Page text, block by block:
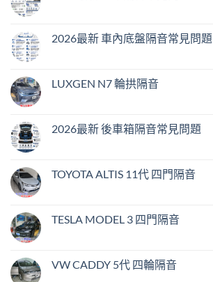
2026最新 車內底盤隔音常見問題
LUXGEN N7 輪拱隔音
2026最新 後車箱隔音常見問題
TOYOTA ALTIS 11代 四門隔音
TESLA MODEL 3 四門隔音
VW CADDY 5代 四輪隔音